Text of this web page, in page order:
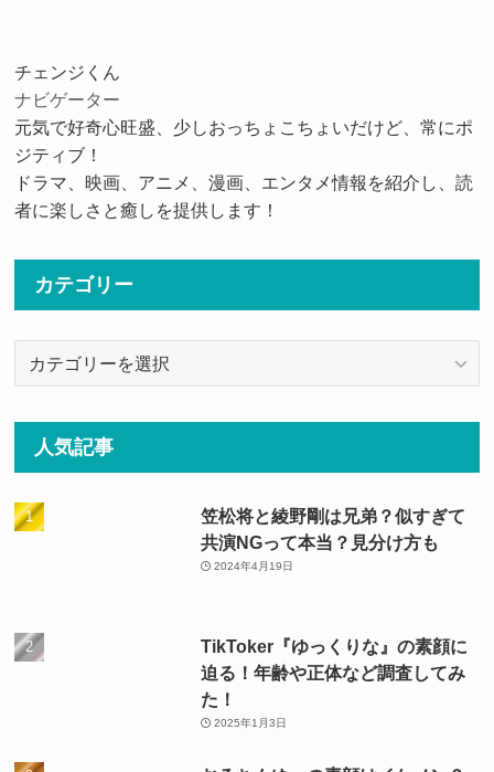
チェンジくん
ナビゲーター
元気で好奇心旺盛、少しおっちょこちょいだけど、常にポ
ジティブ！
ドラマ、映画、アニメ、漫画、エンタメ情報を紹介し、読
者に楽しさと癒しを提供します！
カテゴリー
人気記事
笠松将と綾野剛は兄弟？似すぎて
共演NGって本当？見分け方も
2024年4月19日
TikToker『ゆっくりな』の素顔に
迫る！年齢や正体など調査してみ
た！
2025年1月3日